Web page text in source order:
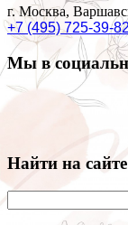
г. Москва,
+7 (495) 725-39-
Мы в
Найти на сайте